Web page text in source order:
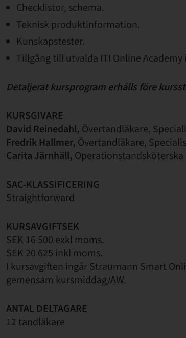
Checklistor, schema.
Teknisk produktinformation.
Kunskapstester.
Tillgång till utvalda ITI Online
Detaljerat kursprogram erhålls före
KURSGIVARE
David Reinedahl, Övertandläkare,
Fredrik Hallmer, Övertandläkare,
Carita Järnhäll, Operationstandsköterska
SAC-KLASSIFICERING
Straightforward
KURSAVGIFTSEK
SEK 16 500 exkl moms.
SEK 20 625 inkl moms.
I kursavgiften ingår Straumann Smart
gemensam kursmiddag/AW.
ANTAL DELTAGARE
12 tandläkare